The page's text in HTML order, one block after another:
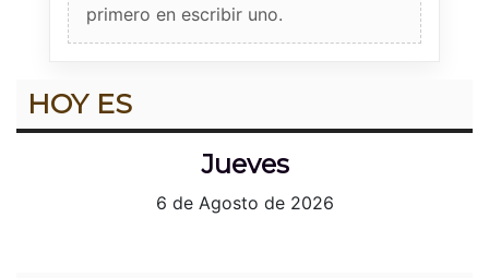
primero en escribir uno.
HOY ES
Jueves
6 de Agosto de 2026